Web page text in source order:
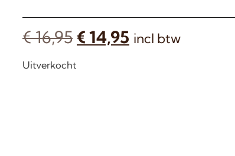
€16,95 € 14,95 incl btw
Uitverkocht